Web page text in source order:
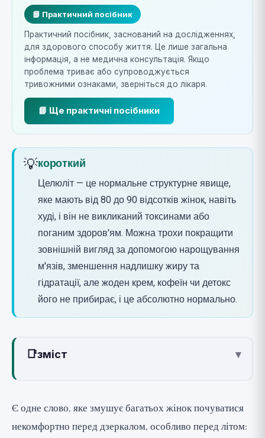
📘 Практичний посібник
Практичний посібник, заснований на дослідженнях,
для здорового способу життя. Це лише загальна
інформація, а не медична консультація. Якщо
проблема триває або супроводжується
тривожними ознаками, зверніться до лікаря.
📘 Ще практичні посібники
💡короткий
Целюліт — це нормальне структурне явище,
яке мають від 80 до 90 відсотків жінок, навіть
худі, і він не викликаний токсинами або
поганим здоров'ям. Можна трохи покращити
зовнішній вигляд за допомогою нарощування
м'язів, зменшення надлишку жиру та
гідратації, але жоден крем, кофеїн чи детокс
його не прибирає, і це абсолютно нормально.
📑зміст ▾
Чому у жінок набагато частіше, ніж у
чоловіків?
Є одне слово, яке змушує багатьох жінок почуватися
некомфортно перед дзеркалом, особливо перед літом: